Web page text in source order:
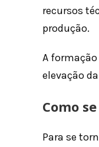
recursos
produção.
A
elevação
Como
Para se